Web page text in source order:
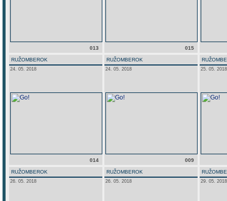
013 015
RUŽOMBEROK
24. 05. 2018
014
RUŽOMBEROK
24. 05. 2018
009
25. 05. 2018
RUŽOMBEROK
26. 05. 2018
RUŽOMBEROK
26. 05. 2018 29. 05. 2018